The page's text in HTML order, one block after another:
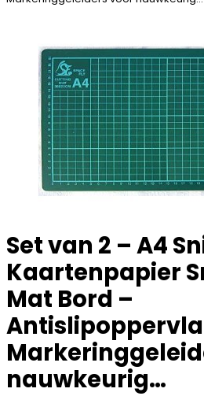
Set van 2 – A4
Kaartenpapier
Mat Bord –
nauwkeurig…